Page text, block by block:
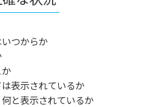
つからか
表示されているか
と表示されているか